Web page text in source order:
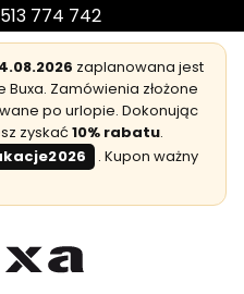
513 774 742
zaplanowana jest
Zamówienia złożone
po urlopie. Dokonując
zyskać 10% rabatu.
. Kupon ważny